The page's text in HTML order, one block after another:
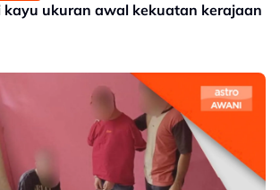
kayu ukuran awal kekuatan kerajaan